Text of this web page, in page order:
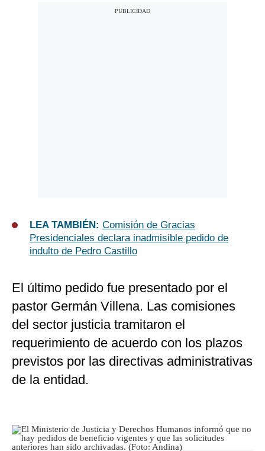
LEA TAMBIÉN: Comisión de Gracias
Presidenciales declara inadmisible pedido de
indulto de Pedro Castillo
El último pedido fue presentado por el
pastor Germán Villena. Las comisiones
del sector justicia tramitaron el
requerimiento de acuerdo con los plazos
previstos por las directivas administrativas
de la entidad.